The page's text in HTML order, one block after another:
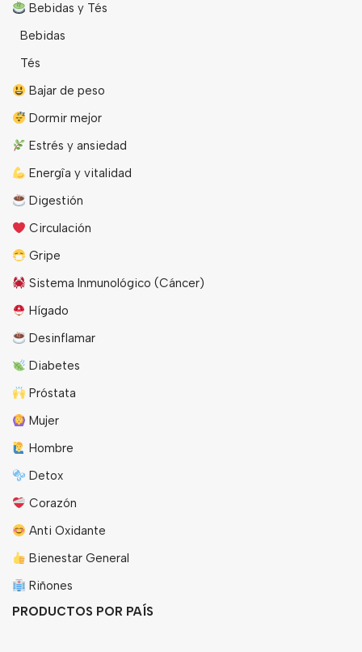
Bebidas y Tés
Bebidas
Tés
Bajar de peso
Dormir mejor
Estrés y ansiedad
Energîa y vitalidad
Digestión
Circulación
Gripe
Sistema Inmunológico (Cáncer)
Hígado
Desinflamar
Diabetes
Próstata
Mujer
Hombre
Detox
Corazón
Anti Oxidante
Bienestar General
Riñones
PRODUCTOS POR PAÍS